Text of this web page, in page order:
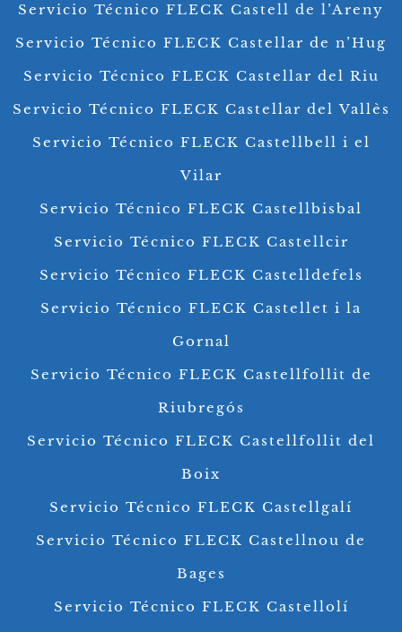
Servicio Técnico FLECK Castell de l’Areny
Servicio Técnico FLECK Castellar de n’Hug
Servicio Técnico FLECK Castellar del Riu
Servicio Técnico FLECK Castellar del Vallès
Servicio Técnico FLECK Castellbell i el
Vilar
Servicio Técnico FLECK Castellbisbal
Servicio Técnico FLECK Castellcir
Servicio Técnico FLECK Castelldefels
Servicio Técnico FLECK Castellet i la
Gornal
Servicio Técnico FLECK Castellfollit de
Riubregós
Servicio Técnico FLECK Castellfollit del
Boix
Servicio Técnico FLECK Castellgalí
Servicio Técnico FLECK Castellnou de
Bages
Servicio Técnico FLECK Castellolí